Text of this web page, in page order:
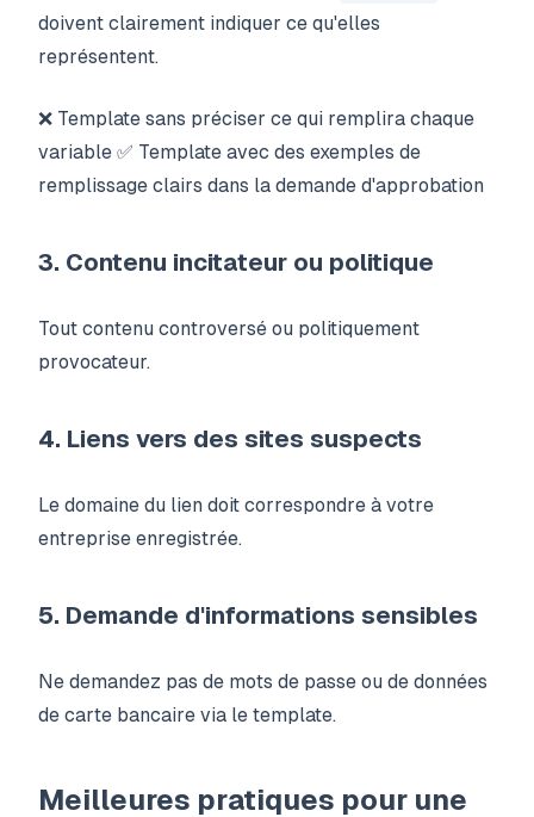
doivent clairement indiquer ce qu'elles
représentent.
❌ Template sans préciser ce qui remplira chaque
variable ✅ Template avec des exemples de
remplissage clairs dans la demande d'approbation
3. Contenu incitateur ou politique
Tout contenu controversé ou politiquement
provocateur.
4. Liens vers des sites suspects
Le domaine du lien doit correspondre à votre
entreprise enregistrée.
5. Demande d'informations sensibles
Ne demandez pas de mots de passe ou de données
de carte bancaire via le template.
Meilleures pratiques pour une